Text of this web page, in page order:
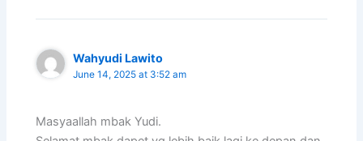
Wahyudi Lawito
June 14, 2025 at 3:52 am
Masyaallah mbak Yudi.